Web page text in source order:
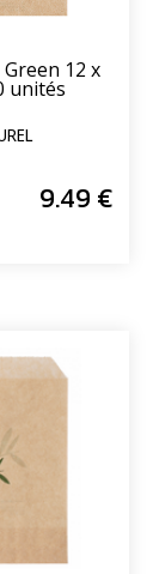
12 x
unités
9.49 €